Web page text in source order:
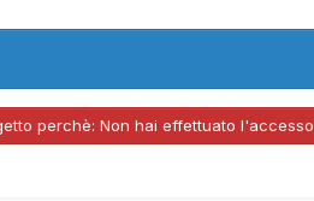
perchè: Non hai effettuato l'accesso